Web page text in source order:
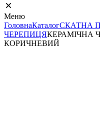
Меню
ГоловнаКаталогСКАТНА
ЧЕРЕПИЦЯКЕРАМІЧНА
КОРИЧНЕВИЙ